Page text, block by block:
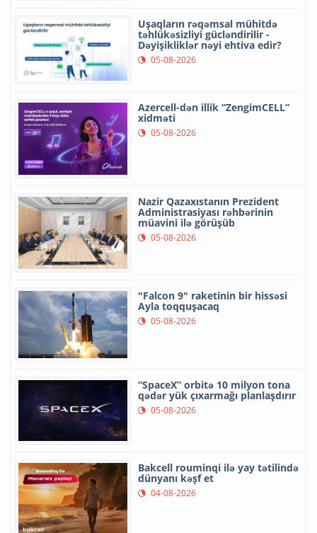
Uşaqların rəqəmsal mühitdə
təhlükəsizliyi gücləndirilir -
Dəyişikliklər nəyi ehtiva edir?
05-08-2026
Azercell-dən illik “ZengimCELL”
xidməti
05-08-2026
Nazir Qazaxıstanın Prezident
Administrasiyası rəhbərinin
müavini ilə görüşüb
05-08-2026
"Falcon 9" raketinin bir hissəsi
Ayla toqquşacaq
05-08-2026
“SpaceX” orbitə 10 milyon tona
qədər yük çıxarmağı planlaşdırır
05-08-2026
Bakcell rouminqi ilə yay tətilində
dünyanı kəşf et
04-08-2026